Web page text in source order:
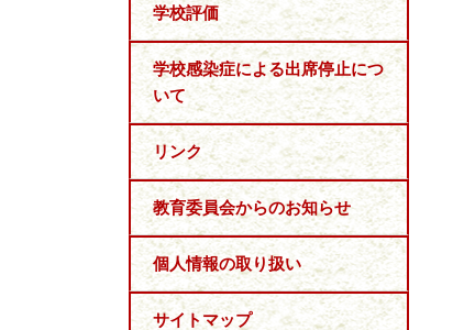
学校評価
学校感染症による出席停止につ
いて
リンク
教育委員会からのお知らせ
個人情報の取り扱い
サイトマップ